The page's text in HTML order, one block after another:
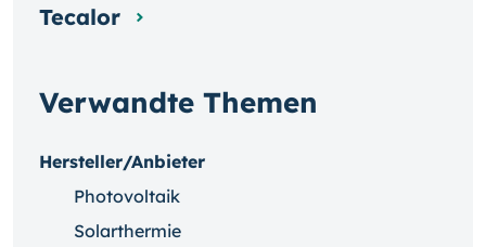
Verwandte Themen
Hersteller/Anbieter
Photovoltaik
Solarthermie
Tecalor